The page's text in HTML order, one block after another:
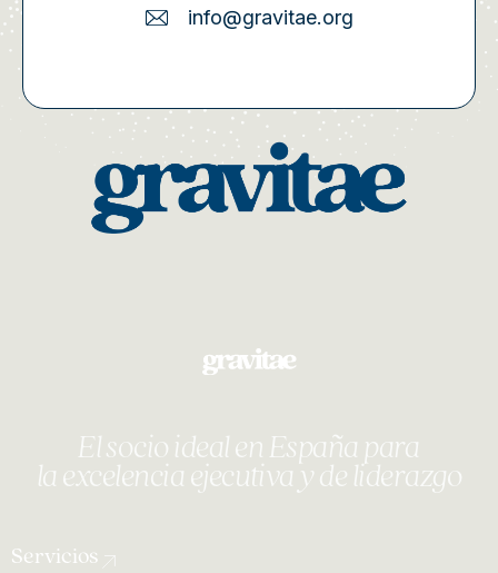
info@gravitae.org
El socio ideal en España para
la excelencia ejecutiva y de liderazgo
Coaching Ejecutivo
Servicios